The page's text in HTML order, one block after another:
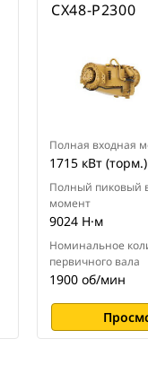
CX48-P2300
Полная входная
1715 кВт (торм.)
Полный пиковый
момент
9024 Н·м
Номинальное
первичного вала
1900 об/мин